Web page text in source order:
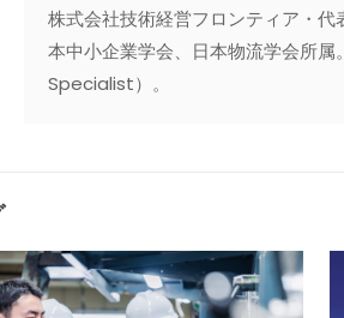
株式会社技術経営フロンティア・
本中小企業学会、日本物流学会所
Specialist）。